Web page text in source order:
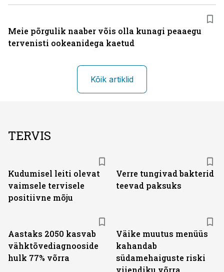
Meie põrgulik naaber võis olla kunagi peaaegu
tervenisti ookeanidega kaetud
Kõik artiklid
TERVIS
Kudumisel leiti olevat
vaimsele tervisele
positiivne mõju
Verre tungivad bakterid
teevad paksuks
Aastaks 2050 kasvab
vähktõvediagnooside
hulk 77% võrra
Väike muutus menüüs
kahandab
südamehaiguste riski
viiendiku võrra